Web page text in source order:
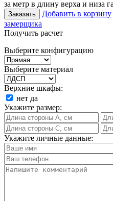
за метр в длину верха и низа
Заказать Добавить в корзину
замерщика
Получить расчет
Выберите конфигурацию
Выберите материал
Верхние шкафы:
нет да
Укажите размер:
Укажите личные данные: